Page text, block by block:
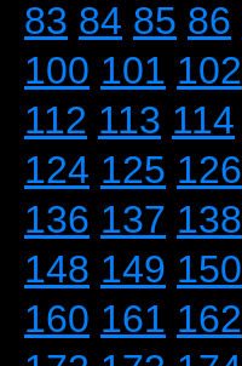
83 84 85 86
100 101 102
112 113 114
124 125 126
136 137 138
148 149 150
160 161 162